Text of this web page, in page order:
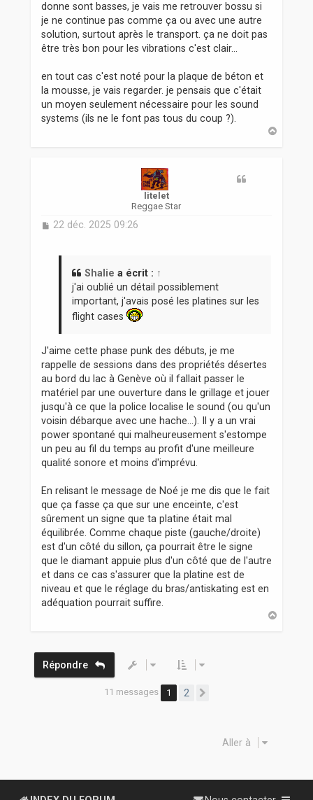
donne sont basses, je vais me retrouver bossu si
je ne continue pas comme ça ou avec une autre
solution, surtout après le transport. ça ne doit pas
être très bon pour les vibrations c'est clair...
en tout cas c'est noté pour la plaque de béton et
la mousse, je vais regarder. je pensais que c'était
un moyen seulement nécessaire pour les sound
systems (ils ne le font pas tous du coup ?).
litelet
Reggae Star
M
22 déc. 2025 09:26
Shalie a écrit : ↑
j'ai oublié un détail possiblement
important, j'avais posé les platines sur les
flight cases
J'aime cette phase punk des débuts, je me
rappelle de sessions dans des propriétés désertes
au bord du lac à Genève où il fallait passer le
matériel par une ouverture dans le grillage et jouer
jusqu'à ce que la police localise le sound (ou qu'un
voisin débarque avec une hache...). Il y a un vrai
power spontané qui malheureusement s'estompe
un peu au fil du temps au profit d'une meilleure
qualité sonore et moins d'imprévu.
En relisant le message de Noé je me dis que le fait
que ça fasse ça que sur une enceinte, c'est
sûrement un signe que ta platine était mal
équilibrée. Comme chaque piste (gauche/droite)
est d'un côté du sillon, ça pourrait être le signe
que le diamant appuie plus d'un côté que de l'autre
et dans ce cas s'assurer que la platine est de
niveau et que le réglage du bras/antiskating est en
adéquation pourrait suffire.
Répondre
11 messages 1 2
Aller à